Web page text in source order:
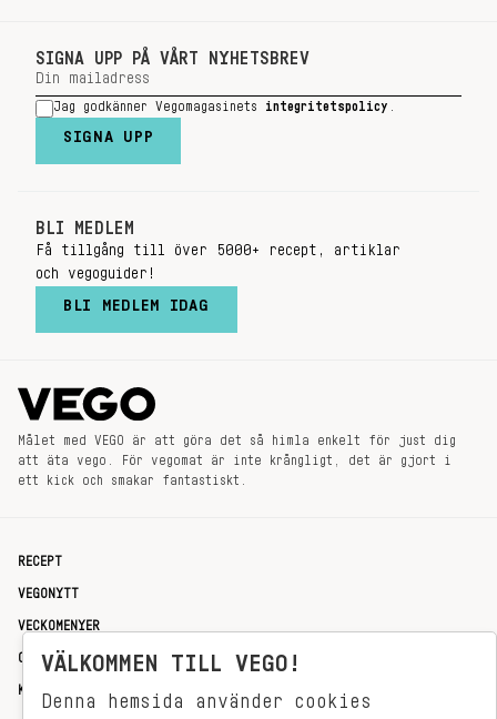
SIGNA UPP PÅ VÅRT NYHETSBREV
Jag godkänner Vegomagasinets integritetspolicy
SIGNA UPP
BLI MEDLEM
Få tillgång till över 5000+ recept, artiklar
och vegoguider!
BLI MEDLEM IDAG
Målet med VEGO är att göra det så himla enkelt för just dig
att äta vego. För vegomat är inte krångligt, det är gjort i
ett kick och smakar fantastiskt.
RECEPT
VEGONYTT
VECKOMENYER
OM OSS
KONTAKT
VÄLKOMMEN TILL VEGO!
Denna hemsida använder cookies